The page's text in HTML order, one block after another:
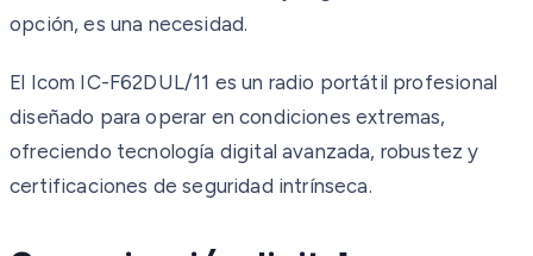
opción, es una necesidad.
El Icom IC-F62DUL/11 es un radio portátil profesional
diseñado para operar en condiciones extremas,
ofreciendo tecnología digital avanzada, robustez y
certificaciones de seguridad intrínseca.